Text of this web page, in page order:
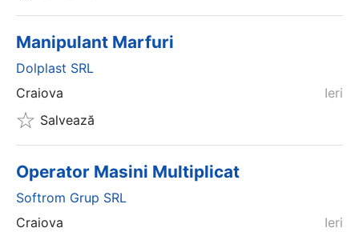
Manipulant Marfuri
Dolplast SRL
Ieri
Craiova
Salvează
Operator Masini Multiplicat
Softrom Grup SRL
Ieri
Craiova